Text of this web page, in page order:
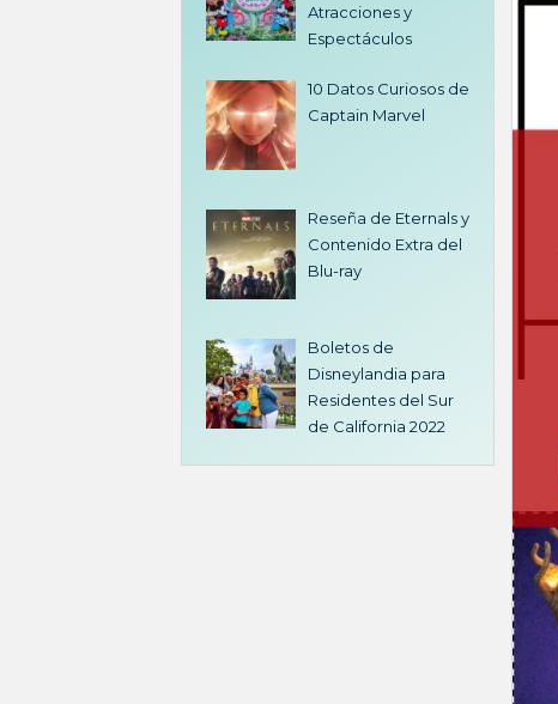
Atracciones y
Espectáculos
10 Datos Curiosos de
Captain Marvel
Reseña de Eternals y
Contenido Extra del
Blu-ray
Boletos de
Disneylandia para
Residentes del Sur
de California 2022